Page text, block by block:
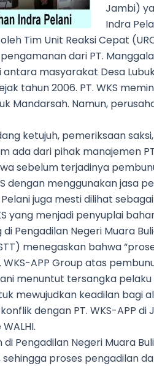
Jambi)
Indra
Tim Unit Reaksi Cepat
dari PT.
masyarakat Desa
tahun 2006. PT. WKS
Mandarsah. Namun,
ketujuh, pemeriksaan
ada dari pihak manajemen
sebelum terjadinya
dengan menggunakan jasa
juga mesti dilihat
yang menjadi penyuplai
Pengadilan Negeri Muara
menegaskan bahwa
WKS-APP Group atas
menuntut tersangka
mewujudkan keadilan bagi
dengan PT. WKS-APP
di Pengadilan Negeri Muara
proses pengadilan